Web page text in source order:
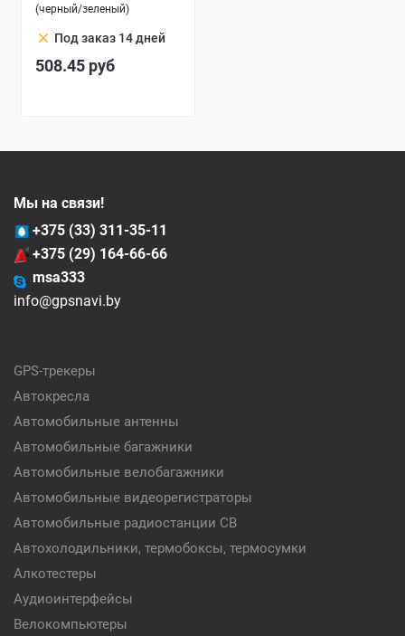
(черный/зеленый)
clear Под заказ 14 дней
508.45 руб
Мы на связи!
+375 (33) 311-35-11
+375 (29) 164-66-66
msa333
info@gpsnavi.by
GPS-трекеры
Автокресла
Автомобильные антенны
Автомобильные багажники
Автомобильные велобагажники
Автомобильные видеорегистраторы
Автомобильные радиостанции CB
Автохолодильники, термобоксы, термосумки
Алкотестеры
Аудиоинтерфейсы
Велокомпьютеры